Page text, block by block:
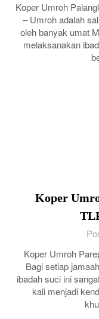
Koper Umroh
– Umroh adalah
oleh banyak umat
melaksanakan
Koper
Koper Umroh
Bagi setiap
ibadah suci ini
kali menjadi